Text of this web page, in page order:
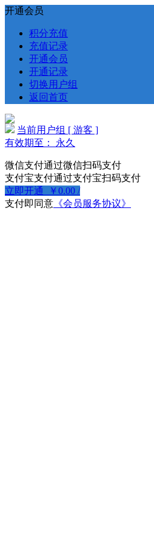
开通会员
积分充值
充值记录
开通会员
开通记录
切换用户组
返回首页
当前用户组 [ 游客 ]
有效期至： 永久
微信支付通过微信扫码支付
支付宝支付通过支付宝扫码支付
立即开通
￥0.00 /
支付即同意 《会员服务协议》